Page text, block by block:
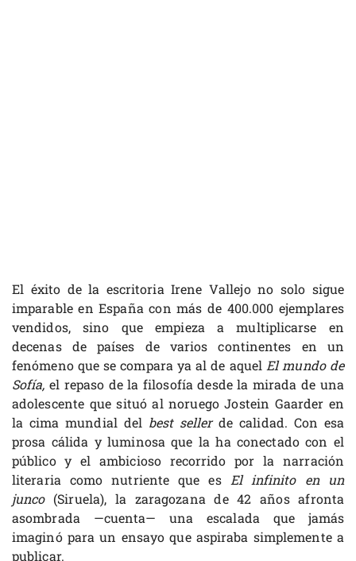
El éxito de la escritoria Irene Vallejo no solo sigue
imparable en España con más de 400.000 ejemplares
vendidos, sino que empieza a multiplicarse en
decenas de países de varios continentes en un
fenómeno que se compara ya al de aquel El mundo de
Sofía, el repaso de la filosofía desde la mirada de una
adolescente que situó al noruego Jostein Gaarder en
la cima mundial del best sellerde calidad. Con esa
prosa cálida y luminosa que la ha conectado con el
público y el ambicioso recorrido por la narración
literaria como nutriente que es
El infinito en un
junco(Siruela), la zaragozana de 42 años afronta
asombrada —cuenta— una escalada que jamás
imaginó para un ensayo que aspiraba simplemente a
publicar.